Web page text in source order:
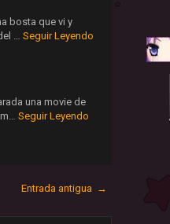
bosta que vi y
… Seguir Leyendo
una movie de
Seguir Leyendo
Entrada antigua →